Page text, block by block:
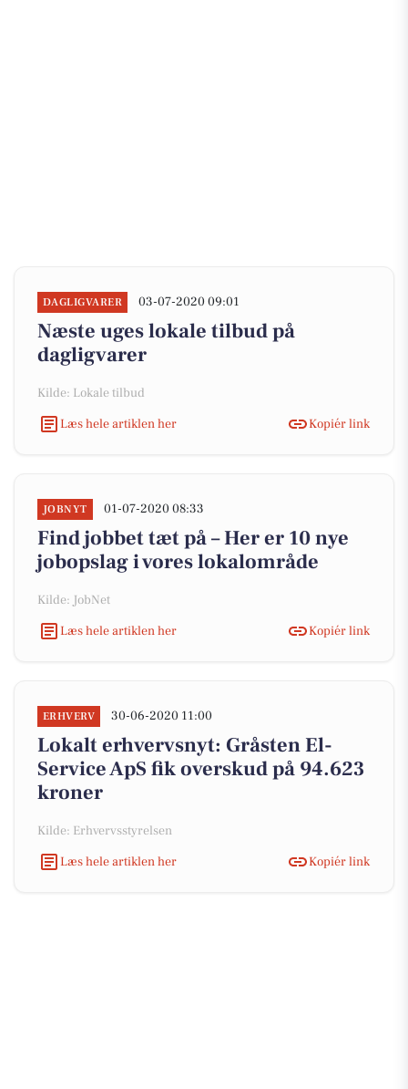
DAGLIGVARER 03-07-2020 09:01
Næste uges lokale tilbud på
dagligvarer
Kilde: Lokale tilbud
Læs hele artiklen her
Kopiér link
JOBNYT 01-07-2020 08:33
Find jobbet tæt på – Her er 10 nye
jobopslag i vores lokalområde
Kilde: JobNet
Læs hele artiklen her
Kopiér link
ERHVERV 30-06-2020 11:00
Lokalt erhvervsnyt: Gråsten El-
Service ApS fik overskud på 94.623
kroner
Kilde: Erhvervsstyrelsen
Læs hele artiklen her
Kopiér link